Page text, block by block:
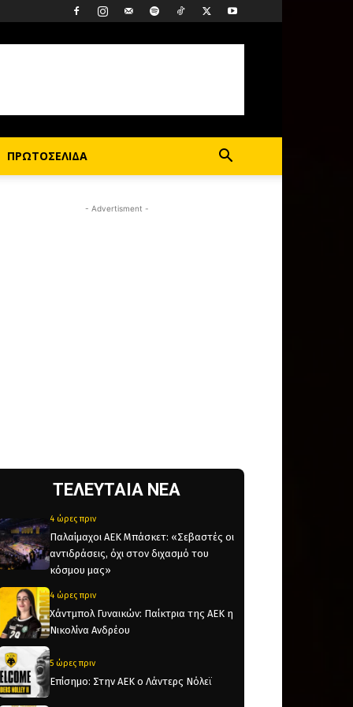
ΠΡΩΤΟΣΕΛΙΔΑ
- Advertisment -
ΤΕΛΕΥΤΑΙΑ ΝΕΑ
4 ώρες πριν
Παλαίμαχοι ΑΕΚ Μπάσκετ: «Σεβαστές οι
αντιδράσεις, όχι στον διχασμό του
κόσμου μας»
4 ώρες πριν
Χάντμπολ Γυναικών: Παίκτρια της ΑΕΚ η
Νικολίνα Ανδρέου
5 ώρες πριν
Επίσημο: Στην ΑΕΚ ο Λάντερς Νόλεϊ